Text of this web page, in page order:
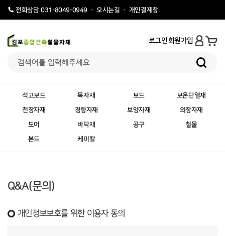
전화상담 031-8049-0949 오시는길 개인결제창
로그인회원가입
석고보드 목자재 보드 보온단열재
천장자재 경량자재 보양자재 외장자재
도어 바닥재 공구 철물
본드 케미칼
Q&A(문의)
개인정보보호를 위한 이용자 동의